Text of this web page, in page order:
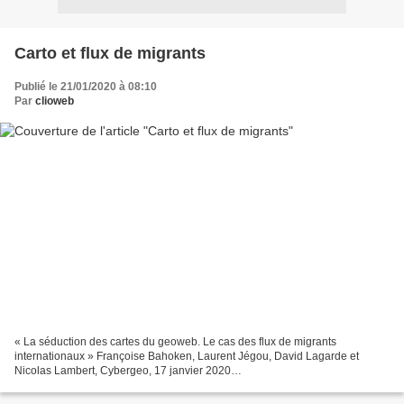
Carto et flux de migrants
Publié le 21/01/2020 à 08:10
Par clioweb
« La séduction des cartes du geoweb. Le cas des flux de migrants
internationaux » Françoise Bahoken, Laurent Jégou, David Lagarde et
Nicolas Lambert, Cybergeo, 17 janvier 2020
premier...